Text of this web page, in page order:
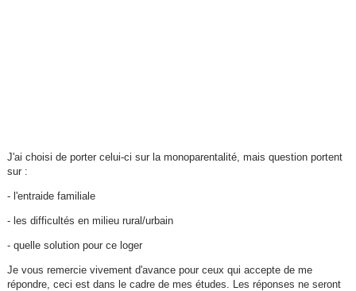
J'ai choisi de porter celui-ci sur la monoparentalité, mais question portent
sur :
- l'entraide familiale
- les difficultés en milieu rural/urbain
- quelle solution pour ce loger
Je vous remercie vivement d'avance pour ceux qui accepte de me
répondre, ceci est dans le cadre de mes études. Les réponses ne seront